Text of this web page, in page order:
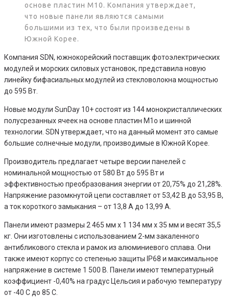
основе пластин M10. Компания утверждает,
что новые панели являются самыми
большими из тех, что были произведены в
Южной Корее.
Компания SDN, южнокорейский поставщик фотоэлектрических
модулей и морских силовых установок, представила новую
линейку бифасиальных модулей из стекловолокна мощностью
до 595 Вт.
Новые модули SunDay 10+ состоят из 144 монокристаллических
полусрезанных ячеек на основе пластин M1o и шинной
технологии. SDN утверждает, что на данный момент это самые
большие солнечные модули, производимые в Южной Корее.
Производитель предлагает четыре версии панелей с
номинальной мощностью от 580 Вт до 595 Вт и
эффективностью преобразования энергии от 20,75% до 21,28%.
Напряжение разомкнутой цепи составляет от 53,42 В до 53,95 В,
а ток короткого замыкания – от 13,8 А до 13,99 А.
Панели имеют размеры 2 465 мм x 1 134 мм x 35 мм и весят 35,5
кг. Они изготовлены с использованием 2-мм закаленного
антибликового стекла и рамок из алюминиевого сплава. Они
также имеют корпус со степенью защиты IP68 и максимальное
напряжение в системе 1 500 В. Панели имеют температурный
коэффициент -0,40% на градус Цельсия и рабочую температуру
от -40 C до 85 C.